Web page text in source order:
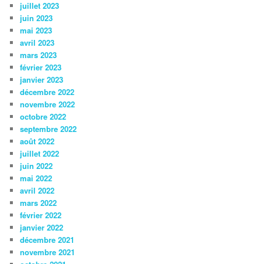
juillet 2023
juin 2023
mai 2023
avril 2023
mars 2023
février 2023
janvier 2023
décembre 2022
novembre 2022
octobre 2022
septembre 2022
août 2022
juillet 2022
juin 2022
mai 2022
avril 2022
mars 2022
février 2022
janvier 2022
décembre 2021
novembre 2021